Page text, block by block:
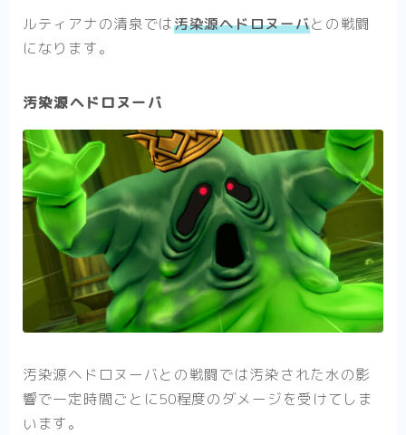
ルティアナの清泉では汚染源ヘドロヌーバとの戦闘
になります。
汚染源ヘドロヌーバ
汚染源ヘドロヌーバとの戦闘では汚染された水の影
響で一定時間ごとに50程度のダメージを受けてしま
います。